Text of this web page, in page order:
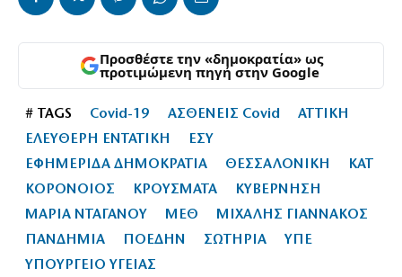
Προσθέστε την «δημοκρατία» ως
προτιμώμενη πηγή στην Google
# TAGS Covid-19 ΑΣΘΕΝΕΙΣ Covid
ΑΤΤΙΚΗ
ΕΛΕΥΘΕΡΗ ΕΝΤΑΤΙΚΗ
ΕΣΥ
ΕΦΗΜΕΡΙΔΑ ΔΗΜΟΚΡΑΤΙΑ
ΘΕΣΣΑΛΟΝΙΚΗ
ΚΑΤ
ΚΟΡΟΝΟΙΟΣ
ΚΡΟΥΣΜΑΤΑ
ΚΥΒΕΡΝΗΣΗ
ΜΑΡΙΑ ΝΤΑΓΑΝΟΥ
ΜΕΘ
ΜΙΧΑΛΗΣ ΓΙΑΝΝΑΚΟΣ
ΠΑΝΔΗΜΙΑ
ΠΟΕΔΗΝ ΣΩΤΗΡΙΑ
ΥΠΕ
ΥΠΟΥΡΓΕΙΟ ΥΓΕΙΑΣ